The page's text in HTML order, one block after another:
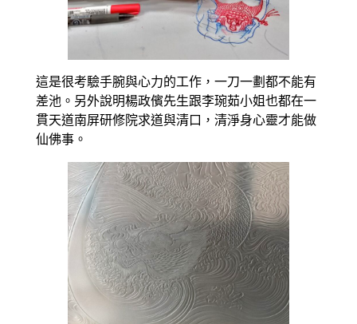
這是很考驗手腕與心力的工作，一刀一劃都不能有
差池。另外說明楊政儐先生跟李琬茹小姐也都在一
貫天道南屏研修院求道與清口，清淨身心靈才能做
仙佛事。